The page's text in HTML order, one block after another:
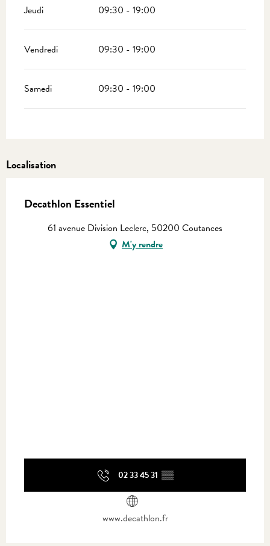
Jeudi 09:30 - 19:00
Vendredi 09:30 - 19:00
Samedi 09:30 - 19:00
Localisation
Decathlon Essentiel
61 avenue Division Leclerc, 50200 Coutances
M'y rendre
02 33 45 31 ▒▒
www.decathlon.fr